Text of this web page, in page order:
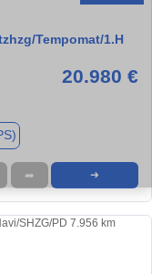
Tempomat/1.H
20.980 €
➦ ➜